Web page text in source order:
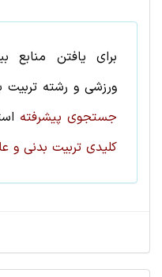
برای یافتن منابع
ورزشیو رشته تربيت
جستجوی پیشرفته
کلیدی تربيت بدنی و